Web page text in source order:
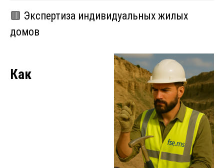
🟥 Экспертиза индивидуальных жилых
домов
Как